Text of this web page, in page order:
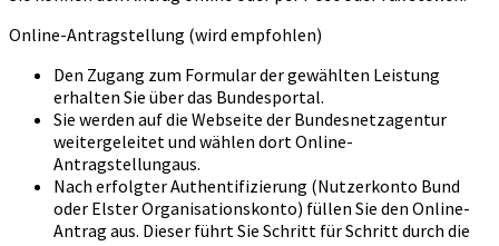
Online-Antragstellung (wird empfohlen)
Den Zugang zum Formular der gewählten Leistung
erhalten Sie über das Bundesportal.
Sie werden auf die Webseite der Bundesnetzagentur
weitergeleitet und wählen dort Online-
Antragstellungaus.
Nach erfolgter Authentifizierung (Nutzerkonto Bund
oder Elster Organisationskonto) füllen Sie den Online-
Antrag aus. Dieser führt Sie Schritt für Schritt durch die